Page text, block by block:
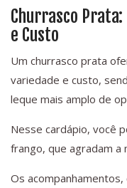
Churrasco
e Custo
Um churrasco prata
variedade e custo,
leque mais amplo de
Nesse cardápio, você
frango, que agradam a
Os